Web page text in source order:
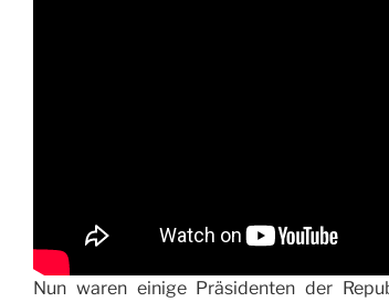
Nun waren einige Präsidenten der